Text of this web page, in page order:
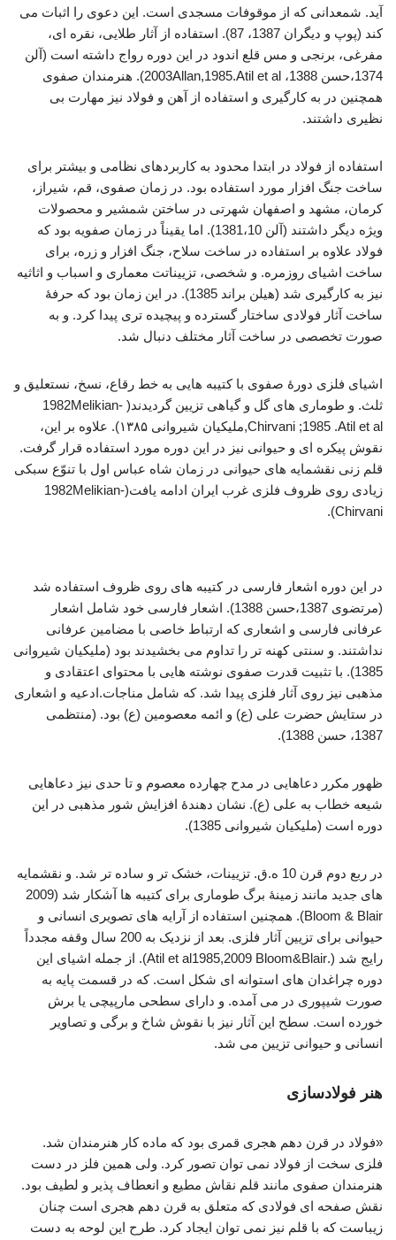
آید. شمعدانی که از موقوفات مسجدی است. این دعوی را اثبات می
کند (پوپ و دیگران 1387، 87). استفاده از آثار طلایی، نقره ای،
مفرغی، برنجی و مس قلع اندود در این دوره رواج داشته است (آلن
1374،حسن 1388، 2003Allan,1985.Atil et al). هنرمندان صفوی
همچنین در به کارگیری و استفاده از آهن و فولاد نیز مهارت بی
نظیری داشتند.
استفاده از فولاد در ابتدا محدود به کاربردهای نظامی و بیشتر برای
ساخت جنگ افزار مورد استفاده بود. در زمان صفوی، قم، شیراز،
کرمان، مشهد و اصفهان شهرتی در ساختن شمشیر و محصولات
ویژه دیگر داشتند (آلن 1381،10). اما یقیناً در زمان صفویه بود که
فولاد علاوه بر استفاده در ساخت سلاح، جنگ افزار و زره، برای
ساخت اشیای روزمره. و شخصی، تزییناتت معماری و اسباب و اثاثیه
نیز به کارگیری شد (هیلن براند 1385). در این زمان بود که حرفۀ
ساخت آثار فولادی ساختار گسترده و پیچیده تری پیدا کرد. و به
صورت تخصصی در ساخت آثار مختلف دنبال شد.
اشیای فلزی دورۀ صفوی با کتیبه هایی به خط رقاع، نسخ، نستعلیق و
ثلث. و طوماری های گل و گیاهی تزیین گردیدند( 1982Melikian-
Chirvani ;1985 .Atil et al,ملیکیان شیروانی ۱۳۸۵). علاوه بر این،
نقوش پیکره ای و حیوانی نیز در این دوره مورد استفاده قرار گرفت.
قلم زنی نقشمایه های حیوانی در زمان شاه عباس اول با تنوّع سبکی
زیادی روی ظروف فلزی غرب ایران ادامه یافت(1982Melikian-
Chirvani).
در این دوره اشعار فارسی در کتیبه های روی ظروف استفاده شد
(مرتضوی 1387،حسن 1388). اشعار فارسی خود شامل اشعار
عرفانی فارسی و اشعاری که ارتباط خاصی با مضامین عرفانی
نداشتند. و سنتی کهنه تر را تداوم می بخشیدند بود (ملیکیان شیروانی
1385). با تثبیت قدرت صفوی نوشته هایی با محتوای اعتقادی و
مذهبی نیز روی آثار فلزی پیدا شد. که شامل مناجات.ادعیه و اشعاری
در ستایش حضرت علی (ع) و ائمه معصومین (ع) بود. (منتظمی
1387، حسن 1388).
ظهور مکرر دعاهایی در مدح چهارده معصوم و تا حدی نیز دعاهایی
شیعه خطاب به علی (ع). نشان دهندۀ افزایش شور مذهبی در این
دوره است (ملیکیان شیروانی 1385).
در ربع دوم قرن 10 ه.ق. تزیینات، خشک تر و ساده تر شد. و نقشمایه
های جدید مانند زمینۀ برگ طوماری برای کتیبه ها آشکار شد (2009
Bloom & Blair). همچنین استفاده از آرایه های تصویری انسانی و
حیوانی برای تزیین آثار فلزی. بعد از نزدیک به 200 سال وقفه مجدداً
رایج شد (.Atil et al1985,2009 Bloom&Blair). از جمله اشیای این
دوره چراغدان های استوانه ای شکل است. که در قسمت پایه به
صورت شیپوری در می آمده. و دارای سطحی مارپیچی یا برش
خورده است. سطح این آثار نیز با نقوش شاخ و برگی و تصاویر
انسانی و حیوانی تزیین می شد.
هنر فولادسازی
«فولاد در قرن دهم هجری قمری بود که ماده کار هنرمندان شد.
فلزی سخت از فولاد نمی توان تصور کرد. ولی همین فلز در دست
هنرمندان صفوی مانند قلم نقاش مطیع و انعطاف پذیر و لطیف بود.
نقش صفحه ای فولادی که متعلق به قرن دهم هجری است چنان
زیباست که با قلم نیز نمی توان ایجاد کرد. طرح این لوحه به دست